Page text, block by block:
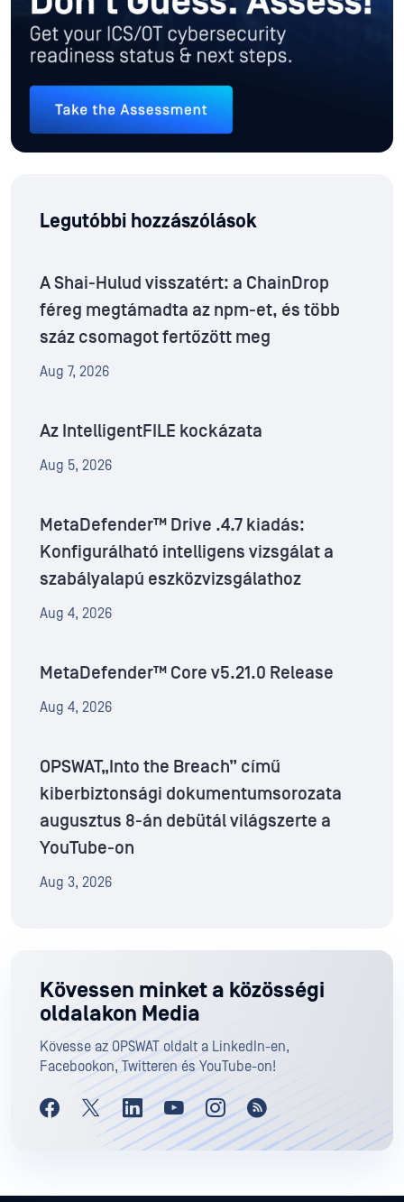
Legutóbbi hozzászólások
A Shai-Hulud visszatért: a ChainDrop
féreg megtámadta az npm-et, és több
száz csomagot fertőzött meg
Aug 7, 2026
Az IntelligentFILE kockázata
Aug 5, 2026
MetaDefender™ Drive .4.7 kiadás:
Konfigurálható intelligens vizsgálat a
szabályalapú eszközvizsgálathoz
Aug 4, 2026
MetaDefender™ Core v5.21.0 Release
Aug 4, 2026
OPSWAT„Into the Breach” című
kiberbiztonsági dokumentumsorozata
augusztus 8-án debütál világszerte a
YouTube-on
Aug 3, 2026
Kövessen minket a közösségi
oldalakon Media
Kövesse az OPSWAT oldalt a LinkedIn-en,
Facebookon, Twitteren és YouTube-on!